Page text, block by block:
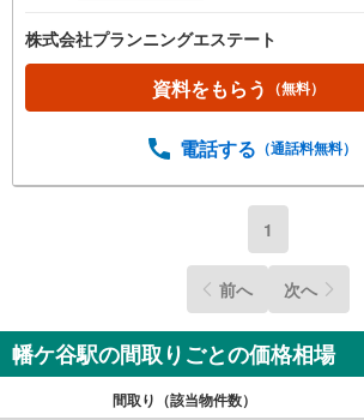
株式会社プランニングエステート
資料をもらう （無料）
電話する （通話料無料）
1
前へ 次へ
幡ケ谷駅の間取りごとの価格相場
間取り（該当物件数）